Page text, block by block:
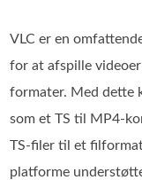
VLC er en
for at afspille
formater. Med dette
som et TS til MP4-
TS-filer til et
platforme